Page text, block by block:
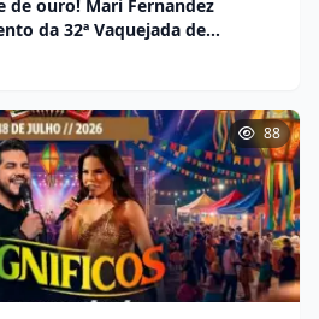
de ouro! Mari Fernandez
da 32ª Vaquejada de
88